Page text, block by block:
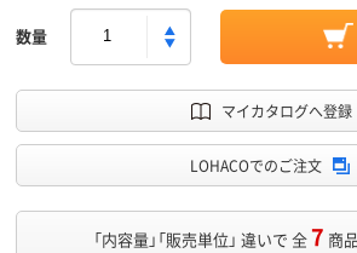
数量
マイカタログへ登録
LOHACOでのご注文
「内容量」「販売単位」 違いで 全7 商